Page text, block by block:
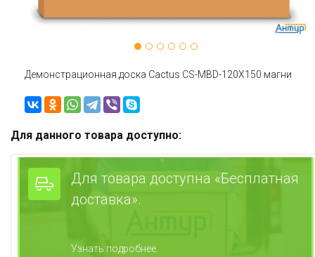
Демонстрационная доска Cactus CS-MBD-120X150 магни
Для данного товара доступно:
Для товара доступна «Бесплатная
доставка».
Узнать подробнее.